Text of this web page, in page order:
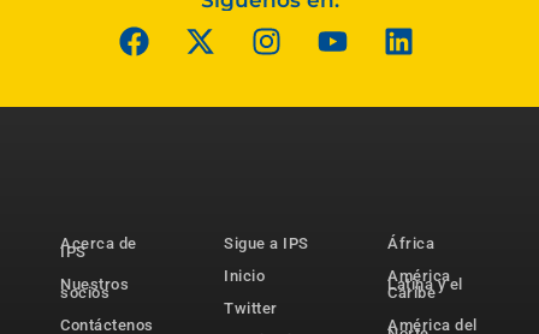
Acerca de
IPS
Nuestros
socios
Contáctenos
Sigue a IPS
Inicio
Twitter
África
América
Latina y el
Caribe
América del